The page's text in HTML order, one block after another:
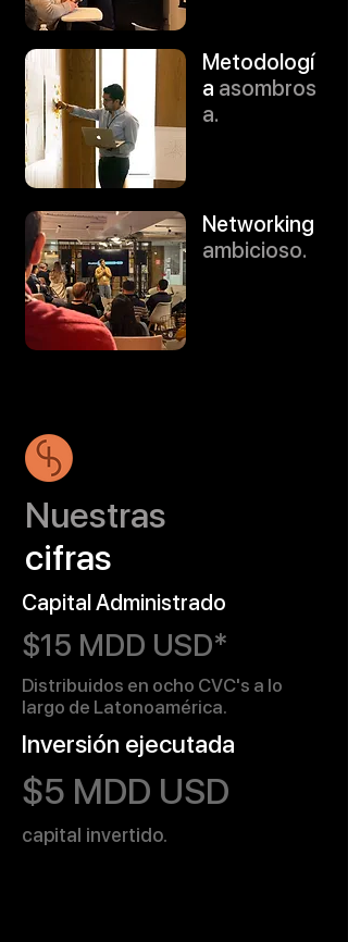
Metodologí
a asombros
a.
Networking
ambicioso.
Nuestras
cifras
Capital Administrado
$15 MDD USD*
Distribuidos en ocho CVC's a lo
largo de Latonoamérica.
Inversión ejecutada
$5 MDD USD
capital invertido.